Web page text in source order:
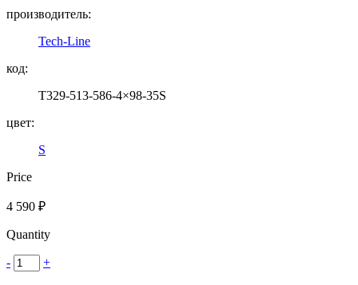
производитель:
Tech-Line
код:
T329-513-586-4×98-35S
цвет:
S
Price
4 590 ₽
Quantity
- +